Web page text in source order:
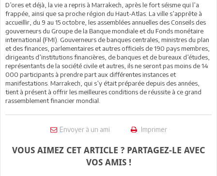
D’ores et déjà, la vie a repris à Marrakech, après le fort séisme qui l’a
frappée, ainsi que sa proche région du Haut-Atlas. La ville s’apprête à
accueillir, du 9 au 15 octobre, les assemblées annuelles des Conseils des
gouverneurs du Groupe de la Banque mondiale et du Fonds monétaire
international (FMI). Gouverneurs de banques centrales, ministres du plan
et des finances, parlementaires et autres officiels de 190 pays membres,
dirigeants d’institutions financières, de banques et de bureaux d’études,
représentants de la société civile et autres, ils ne seront pas moins de 14
000 participants à prendre part aux différentes instances et
manifestations. Marrakech, qui s’y était préparée depuis des années,
tient à présent à offrir les meilleures conditions de réussite à ce grand
rassemblement financier mondial.
Envoyer à un ami Imprimer
VOUS AIMEZ CET ARTICLE ? PARTAGEZ-LE AVEC
VOS AMIS !